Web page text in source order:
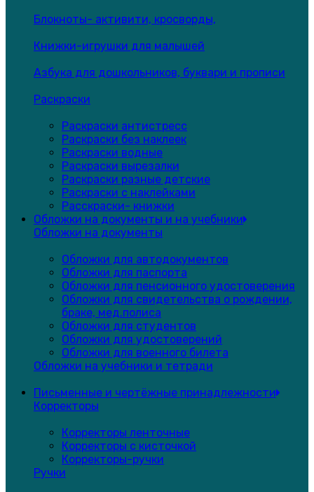
Блокноты- активити, кросворды,
Книжки-игрушки для малышей
Азбука для дошкольников, буквари и прописи
Раскраски
Раскраски антистресс
Раскраски без наклеек
Раскраски водные
Раскраски вырезалки
Раскраски разные детские
Раскраски с наклейками
Расскраски- книжки
Обложки на документы и на учебники
Обложки на документы
Обложки для автодокументов
Обложки для паспорта
Обложки для пенсионного удостоверения
Обложки для свидетельства о рождении,
браке, мед.полиса
Обложки для студентов
Обложки для удостоверений
Обложки для военного билета
Обложки на учебники и тетради
Письменные и чертёжные принадлежности
Корректоры
Корректоры ленточные
Корректоры с кисточкой
Корректоры-ручки
Ручки